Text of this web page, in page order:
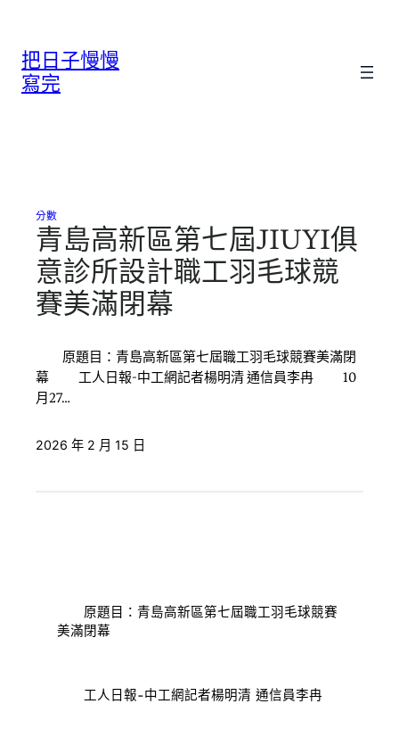
把日子慢慢
寫完
分數
青島高新區第七屆JIUYI俱
意診所設計職工羽毛球競
賽美滿閉幕
原題目：青島高新區第七屆職工羽毛球競賽美滿閉
幕 工人日報-中工網記者楊明清 通信員李冉 10
月27…
2026 年 2 月 15 日
原題目：青島高新區第七屆職工羽毛球競賽
美滿閉幕
工人日報-中工網記者楊明清 通信員李冉